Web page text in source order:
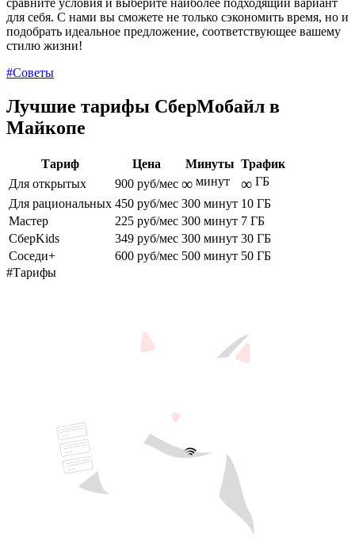
сравните условия и выберите наиболее подходящий вариант
для себя. С нами вы сможете не только сэкономить время, но и
подобрать идеальное предложение, соответствующее вашему
стилю жизни!
#Советы
Лучшие тарифы СберМобайл в
Майкопе
Тариф Цена Минуты Трафик
Для открытых
900 руб/мес ∞ минут ∞ ГБ
Для рациональных 450 руб/мес 300 минут 10 ГБ
Мастер
225 руб/мес 300 минут 7 ГБ
СберKids
349 руб/мес 300 минут 30 ГБ
Соседи+
600 руб/мес 500 минут 50 ГБ
#Тарифы